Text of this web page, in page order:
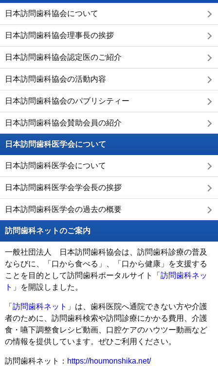
日本訪問歯科協会について
日本訪問歯科協会理事長の挨拶
日本訪問歯科協会認定医のご紹介
日本訪問歯科協会の活動内容
日本訪問歯科協会のパブリシティー
日本訪問歯科協会賛助会員の紹介
日本訪問歯科医学会について
日本訪問歯科医学会について
日本訪問歯科医学会学会長の挨拶
日本訪問歯科医学会の過去の概要
訪問歯科ネットのご案内
一般社団法人 日本訪問歯科協会は、訪問歯科診療の普及
ならびに、「口から食べる」、「口から健康」を支援する
ことを目的として訪問歯科ポータルサイト「 訪問歯科ネッ
ト 」を開設しました。
「 訪問歯科ネット 」は、歯科医院へ通院できない方や介護
者のために、訪問歯科検索や訪問診療にかかる費用、介護
食・嚥下調整食レシピ動画、口腔ケアのハウツー動画など
の情報を提供しています。ぜひご利用ください。
訪問歯科ネット： https://houmonshika.net/